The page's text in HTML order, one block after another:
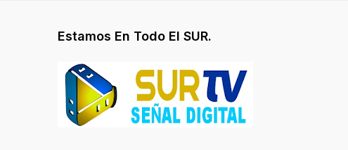
Estamos En Todo El SUR.